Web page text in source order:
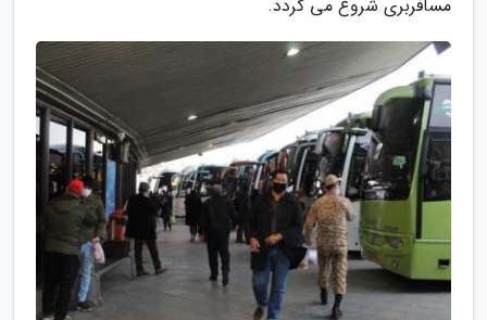
مسافربری شروع می گردد.